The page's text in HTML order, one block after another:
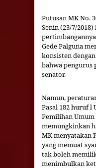
Putusan MK No.
Senin (23/7/
Gede Palguna
konsisten
bahwa pengurus
senator.
Namun,
Pasal 182 huruf l
Pemilihan
memungkinkan
MK menyatakan
yang memuat
tak boleh
menimbulkan